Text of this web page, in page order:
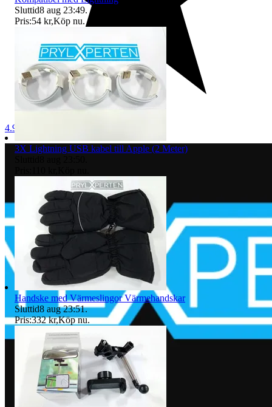
4.9
Sluttid8 aug 23:49.
Pris:54 kr,Köp nu.
3X Lightning USB kabel till Apple (2 Meter)
Handske med Värmeslingor Värmehandskar
Sluttid8 aug 23:51.
Pris:332 kr,Köp nu.